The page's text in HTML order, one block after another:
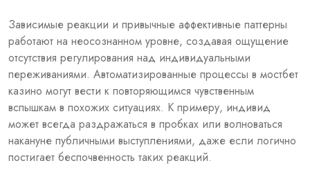
Зависимые реакции и привычные аффективные паттерны
работают на неосознанном уровне, создавая ощущение
отсутствия регулирования над индивидуальными
переживаниями. Автоматизированные процессы в мостбет
казино могут вести к повторяющимся чувственным
вспышкам в похожих ситуациях. К примеру, индивид
может всегда раздражаться в пробках или волноваться
накануне публичными выступлениями, даже если логично
постигает беспочвенность таких реакций.